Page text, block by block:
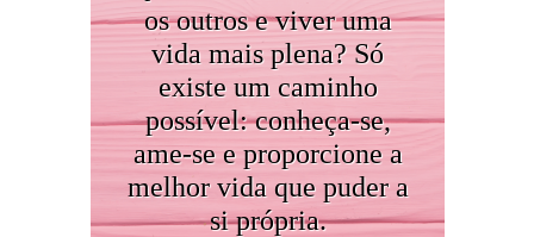
os outros e viver uma
vida mais plena? Só
existe um caminho
possível: conheça-se,
ame-se e proporcione a
melhor vida que puder a
si própria.